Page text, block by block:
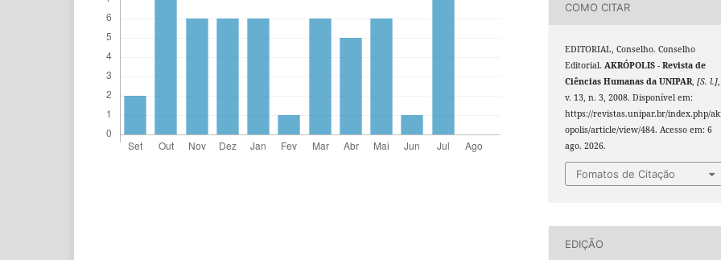
COMO CITAR
EDITORIAL, Conselho. Conselho
Editorial.AKRÓPOLIS - Revista de
Ciências Humanas da UNIPAR,[S. l.],
v. 13, n. 3, 2008. Disponível em:
https://revistas.unipar.br/index.php/
opolis/article/view/484. Acesso em: 6
ago. 2026.
Fomatos de Citação
EDIÇÃO